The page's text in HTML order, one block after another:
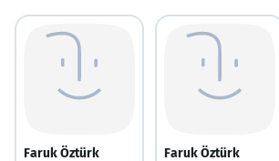
Faruk Öztürk Faruk Öztürk